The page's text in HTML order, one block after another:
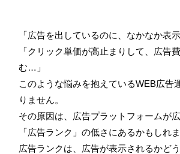
「広告を出しているのに、なかなか表
「クリック単価が高止まりして、広告
む…」
このような悩みを抱えているWEB広告
りません。
その原因は、広告プラットフォームが
「広告ランク」の低さにあるかもしれま
広告ランクは、広告が表示されるかど